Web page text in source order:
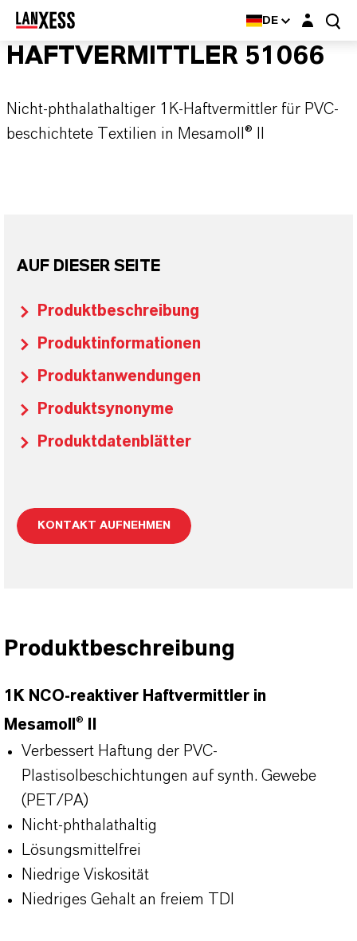
DE Login-Maske
HAFTVERMITTLER 51066
Nicht-phthalathaltiger 1K-Haftvermittler für PVC-
beschichtete Textilien in Mesamoll® II
AUF DIESER SEITE
Produktbeschreibung
Produktinformationen
Produktanwendungen
Produktsynonyme
Produktdatenblätter
KONTAKT AUFNEHMEN
Produktbeschreibung
1K NCO-reaktiver Haftvermittler in
Mesamoll ®
Verbessert Haftung der PVC-
Plastisolbeschichtungen auf synth. Gewebe
(PET/PA)
Nicht-phthalathaltig
Lösungsmittelfrei
Niedrige Viskosität
Niedriges Gehalt an freiem TDI